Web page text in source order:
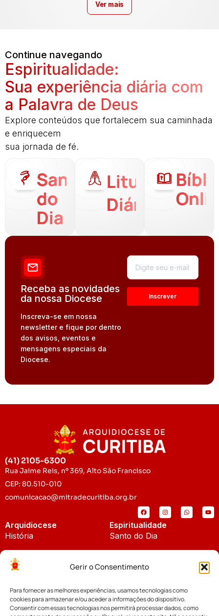
Gerir o Consentimento
Para fornecer as melhores experiências, usamos tecnologias como
cookies para armazenar e/ou aceder a informações do dispositivo.
Consentir com essas tecnologias nos permitirá processar dados, como
Ver mais
Continue navegando
Espiritualidade:
Sua experiência diária com
a Palavra de Deus
Explore conteúdos que fortalecem sua caminhada
e enriquecem
sua jornada de fé.
Santo
do
Dia
Liturgia
Diária
Receba as novidades
da nossa Diocese
Inscreva-se em nossa
newsletter e fique por dentro
dos avisos, eventos e
mensagens especiais da
Diocese.
(41) 2105-6300
Rua Jaime Reis, nº 369, Alto São Francisco
CEP: 80.510-010
comunicacao@mitradecuritiba.org.br
Arquidiocese
História
Padroeira
Espiritualidade
Santo do Dia
Notícias
Notícias da Arquidiocese
Cúria Diocesana
Fundo Diocesano